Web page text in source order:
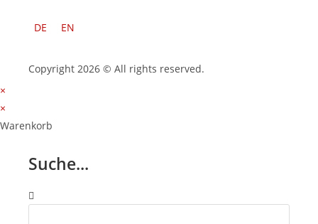
DE EN
Copyright 2026 © All rights reserved.
×
×
Warenkorb
Suche...